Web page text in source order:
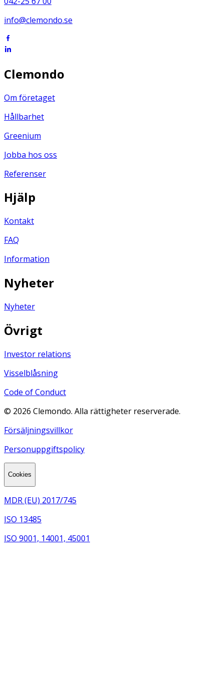
info@clemondo.se
Clemondo
Om företaget
Hållbarhet
Greenium
Jobba hos oss
Referenser
Hjälp
Kontakt
FAQ
Information
Nyheter
Nyheter
Övrigt
Investor relations
Visselblåsning
Code of Conduct
© 2026 Clemondo. Alla rättigheter reserverade.
Försäljningsvillkor
Personuppgiftspolicy
Cookies
MDR (EU) 2017/745
ISO 13485
ISO 9001, 14001, 45001